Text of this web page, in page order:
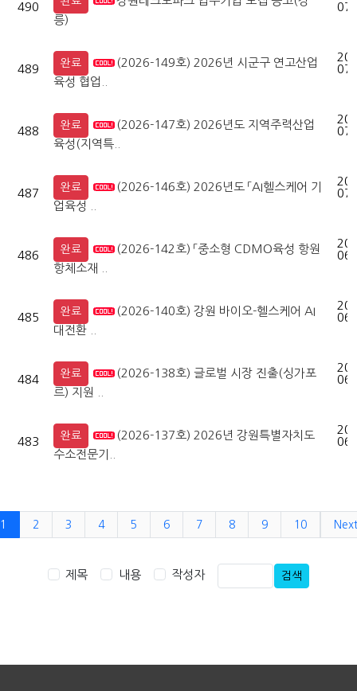
490
릉)
489 완료
(2026-149호) 2026년 시군구 연고산업
육성 협업..
488 완료
(2026-147호) 2026년도 지역주력산업
육성(지역특..
487 완료
(2026-146호) 2026년도 「AI헬스케어 기
업육성 ..
486 완료
(2026-142호) 「중소형 CDMO육성 항원
항체소재 ..
485 완료
(2026-140호) 강원 바이오-헬스케어 AI
대전환 ..
484 완료
(2026-138호) 글로벌 시장 진출(싱가포
르) 지원 ..
483 완료
(2026-137호) 2026년 강원특별자치도
수소전문기..
1 2 3 4 5 6 7 8 9 10 Next
제목 내용 작성자 검색